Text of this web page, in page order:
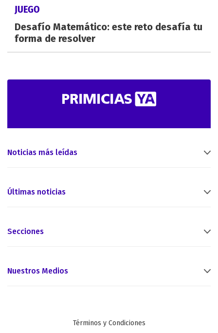
JUEGO
Desafío Matemático: este reto desafía tu
forma de resolver
Noticias más leídas
Últimas noticias
Secciones
Nuestros Medios
Términos y Condiciones